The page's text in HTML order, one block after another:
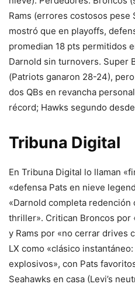
Rams (errores costosos pese
mostró que en playoffs,
promedian 18 pts permitidos
Darnold sin turnovers. Super
(Patriots ganaron 28-24),
dos QBs en revancha
récord; Hawks segundo
Tribuna Digital
En Tribuna Digital lo llaman
«defensa Pats en nieve
«Darnold completa redención
thriller». Critican Broncos por
y Rams por «no cerrar drives
LX como «clásico
explosivos», con Pats
Seahawks en casa (Levi’s